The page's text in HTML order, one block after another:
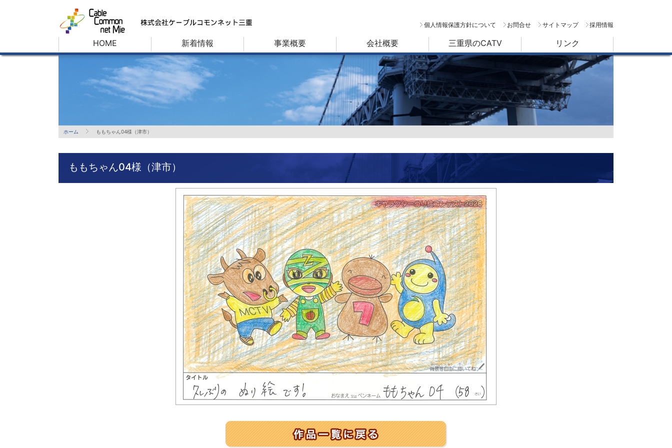
個人情報保護方針について お問合せ サイトマップ 採用情報
HOME 新着情報 事業概要 会社概要 三重県のCATV リンク
ホーム ももちゃん04様（津市）
ももちゃん04様（津市）